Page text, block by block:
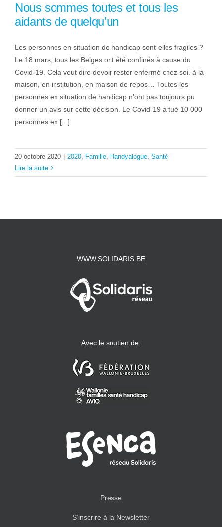
Nous sommes toutes et tous les
aidants de quelqu’un
Les personnes en situation de handicap sont-elles fragiles ?
Le 18 mars, tous les Belges ont été confinés à cause du
Covid-19. Cela veut dire devoir rester enfermé chez soi, à la
maison, en institution, en maison de repos… Toutes les
personnes en situation de handicap n’ont pas toujours pu
donner un avis sur cette décision. Le Covid-19 a tué 10 000
personnes en [...]
20 octobre 2020 | 2020 Famille Handyalogue Santé
Lire la suite
WWW.SOLIDARIS.BE
Avec le soutien de:
Presse
S’inscrire à la Newsletter